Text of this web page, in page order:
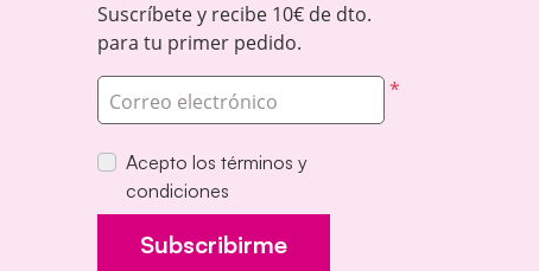
Suscríbete y recibe 10€ de dto.
para tu primer pedido.
*
Correo electrónico
Acepto los términos y
condiciones
Subscribirme